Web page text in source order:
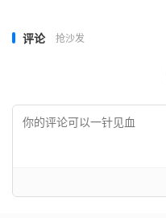
评论 抢沙发